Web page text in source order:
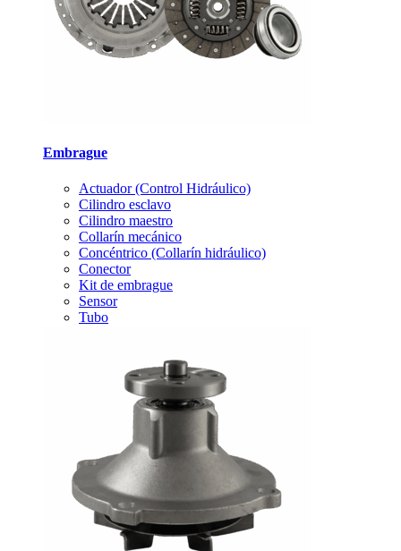
Embrague
Actuador (Control Hidráulico)
Cilindro esclavo
Cilindro maestro
Collarín mecánico
Concéntrico (Collarín hidráulico)
Conector
Kit de embrague
Sensor
Tubo